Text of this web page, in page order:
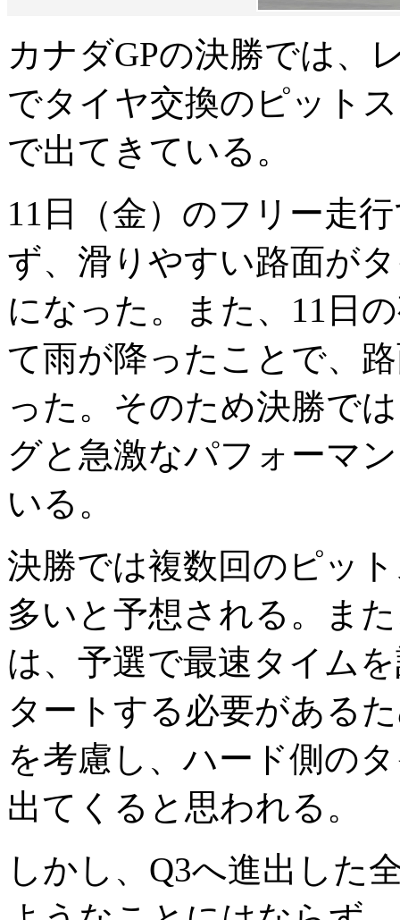
カナダGPの決勝では、
でタイヤ交換のピット
で出てきている。
11日（金）のフリー走
ず、滑りやすい路面が
になった。また、11日
て雨が降ったことで、
った。そのため決勝で
グと急激なパフォーマ
いる。
決勝では複数回のピッ
多いと予想される。ま
は、予選で最速タイム
タートする必要がある
を考慮し、ハード側の
出てくると思われる。
しかし、Q3へ進出した